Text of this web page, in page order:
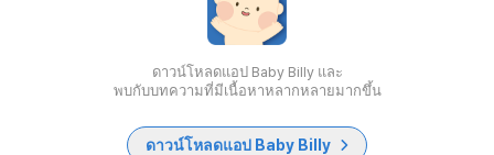
ดาวน์โหลดแอป Baby Billy และ
พบกับบทความที่มีเนื้อหาหลากหลายมากขึ้น
ดาวน์โหลดแอป Baby Billy